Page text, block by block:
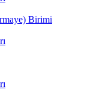
Birimi